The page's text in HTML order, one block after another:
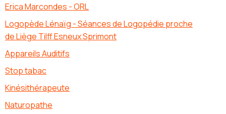
Erica Marcondes - ORL
Logopède Lénaïg - Séances de Logopédie proche
de Liège Tilff Esneux Sprimont
Appareils Auditifs
Stop tabac
Kinésithérapeute
Naturopathe